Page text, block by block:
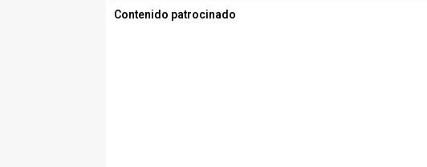
Contenido patrocinado